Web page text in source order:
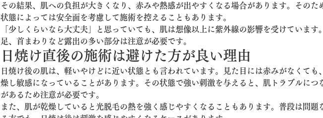
その結果、肌への負担が大きくなり、赤みや熱感が出やすくなる場合があります。そのた
状態によっては安全面を考慮して施術を控えることもあります。
「少しくらいなら大丈夫」と思っていても、肌は想像以上に紫外線の影響を受けています
足、首まわりなど露出の多い部分は注意が必要です。
日焼け直後の施術は避けた方が良い理由
日焼け後の肌は、軽いやけどに近い状態とも言われています。見た目には赤みがなくても
燥し敏感になっていることがあります。その状態で強い刺激を与えると、肌トラブルにつ
があるため注意が必要です。
また、肌が乾燥していると光脱毛の熱を強く感じやすくなることもあります。普段は問題